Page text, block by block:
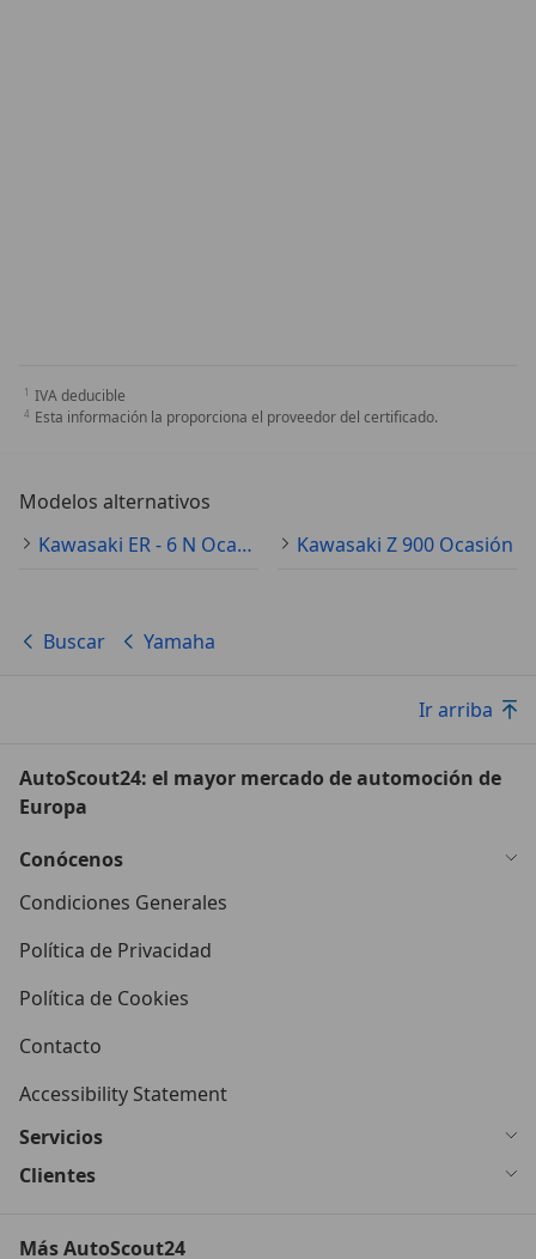
IVA deducible
Esta información la proporciona el proveedor del certificado.
Modelos alternativos
Kawasaki ER - 6 N Ocasión
Kawasaki Z 900 Ocasión
Buscar Yamaha
Ir arriba
AutoScout24: el mayor mercado de automoción de
Europa
Conócenos
Condiciones Generales
Política de Privacidad
Política de Cookies
Contacto
Accessibility Statement
Servicios
Clientes
Más AutoScout24